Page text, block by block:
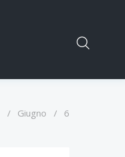
/ Giugno / 6